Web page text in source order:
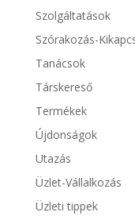
Szolgáltatások
Szórakozás-
Tanácsok
Társkereső
Termékek
Újdonságok
Utazás
Üzlet-Vállalkozás
Üzleti tippek